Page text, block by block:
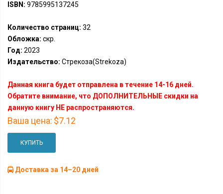
ISBN: 9785995137245
Количество страниц: 32
Обложка: скр.
Год: 2023
Издательство: Стрекоза(Strekoza)
Данная книга будет отправлена в течение 14-16 дней.
Обратите внимание, что ДОПОЛНИТЕЛЬНЫЕ скидки на
данную книгу НЕ распространяются.
Ваша цена: $7.12
КУПИТЬ
Доставка за 14–20 дней